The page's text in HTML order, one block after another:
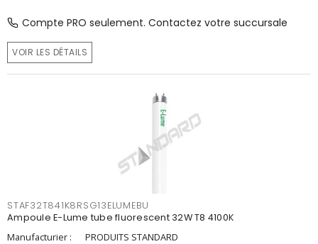
Compte PRO seulement. Contactez votre succursale
VOIR LES DÉTAILS
STAF32T841K8RSG13ELUMEBU
Ampoule E-Lume tube fluorescent 32W T8 4100K
Manufacturier :
PRODUITS STANDARD